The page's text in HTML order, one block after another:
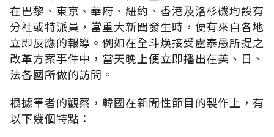
在巴黎、東京、華府、紐約、香港及洛杉磯均設有
分社或特派員，當重大新聞發生時，便有來自各地
立即反應的報導。例如在全斗煥接受盧泰愚所提之
改革方案事件中，當天晚上便立即播出在美、日、
法各國所做的訪問。
根據筆者的觀察，韓國在新聞性節目的製作上，有
以下幾個特點：